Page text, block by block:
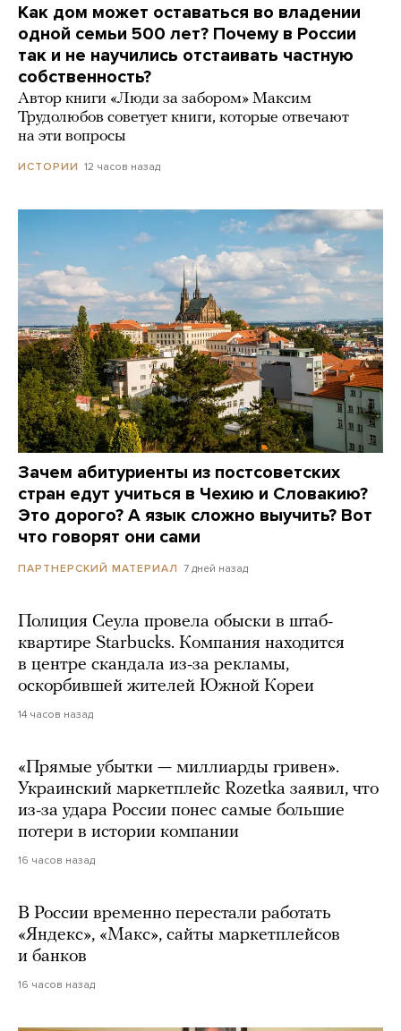
Как дом может оставаться во владении
одной семьи 500 лет? Почему в России
так и не научились отстаивать частную
собственность?
Автор книги «Люди за забором» Максим
Трудолюбов советует книги, которые отвечают
на эти вопросы
ИСТОРИИ 12 часов назад
Зачем абитуриенты из постсоветских
стран едут учиться в Чехию и Словакию?
Это дорого? А язык сложно выучить? Вот
что говорят они сами
ПАРТНЕРСКИЙ МАТЕРИАЛ 7 дней назад
Полиция Сеула провела обыски в штаб-
квартире Starbucks. Компания находится
в центре скандала из-за рекламы,
оскорбившей жителей Южной Кореи
14 часов назад
«Прямые убытки — миллиарды гривен».
Украинский маркетплейс Rozetka заявил, что
из-за удара России понес самые большие
потери в истории компании
16 часов назад
В России временно перестали работать
«Яндекс», «Макс», сайты маркетплейсов
и банков
16 часов назад